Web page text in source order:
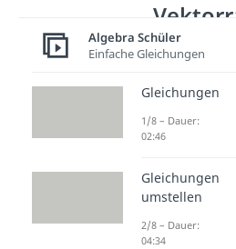
Video
Algebra Schüler
Einfache Gleichungen
Gleichungen
1/8 – Dauer:
02:46
Gleichungen
umstellen
2/8 – Dauer:
04:34